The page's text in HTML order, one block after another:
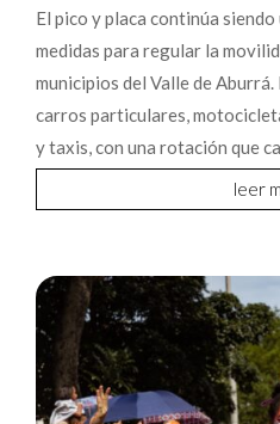
El pico y placa continúa
medidas para regular la
municipios del Valle de
carros particulares,
y taxis, con una rotación que
leer